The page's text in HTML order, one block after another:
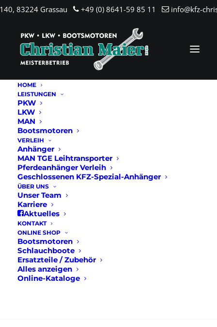
83224 Grassau +49 (0) 8641-59 85 11 info@kfz-
HOME
LEISTUNGEN
PKW
LKW
MAN
Bootsmotoren
VERLEIH
Anhänger
MAN TGE Leihtransporter
Pferdeanhänger Verleih
Geschlossenen KFZ-Spezial-Anhänger
ÜBER UNS
Unser Team
Karriere
Aktuelles
KONTAKT
ONLINE SHOP
Bootsmotoren
Schlauchboote
Ersatzteile / Zubehör
Alles anzeigen
Online-Kataloge
Startseite Ersatzteile / Zubehör
Quicksilver Propeller Nut Anode